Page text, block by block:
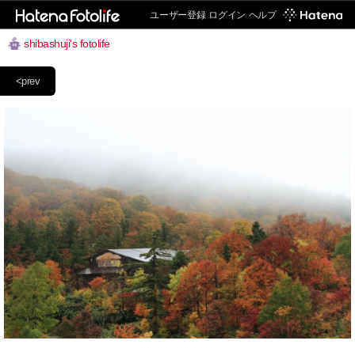
ユーザー登録 ログイン ヘルプ
shibashuji's fotolife
<prev